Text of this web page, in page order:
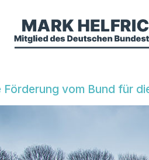
Förderung vom Bund für